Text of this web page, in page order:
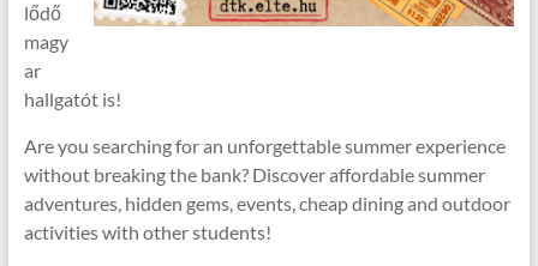
lődő
magy
ar
hallgatót is!
Are you searching for an unforgettable summer experience
without breaking the bank? Discover affordable summer
adventures, hidden gems, events, cheap dining and outdoor
activities with other students!